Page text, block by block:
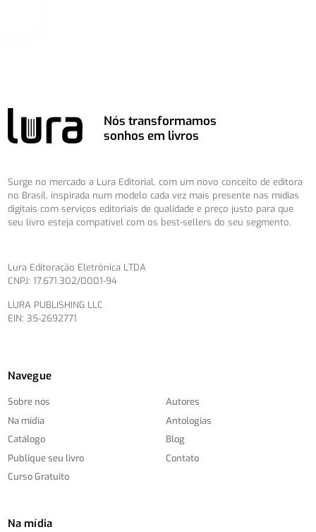
Nós transformamos
sonhos em livros
Surge no mercado a Lura Editorial, com um novo conceito de editora
no Brasil, inspirada num modelo cada vez mais presente nas mídias
digitais com serviços editoriais de qualidade e preço justo para que
seu livro esteja compatível com os best-sellers do seu segmento.
Lura Editoração Eletrônica LTDA
CNPJ: 17.671.302/0001-94
LURA PUBLISHING LLC
EIN: 35-2692771
Navegue
Sobre nós
Na mídia
Catálogo
Publique seu livro
Curso Gratuito
Autores
Antologias
Blog
Contato
Na mídia